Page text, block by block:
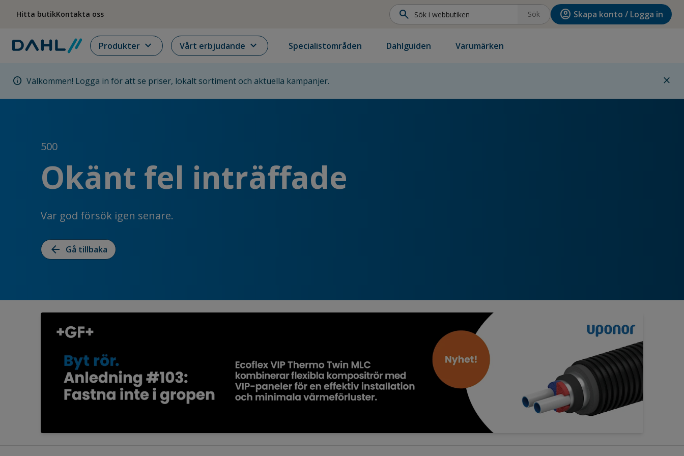
Hitta butikKontakta oss search Sök account_circle Skapa konto / Logga in
Produkter expand_more Vårt erbjudande expand_more Specialistområden Dahlguiden Varumärken
info Välkommen! Logga in för att se priser, lokalt sortiment och aktuella kampanjer. close
500
Okänt fel inträffade
Var god försök igen senare.
arrow_back Gå tillbaka